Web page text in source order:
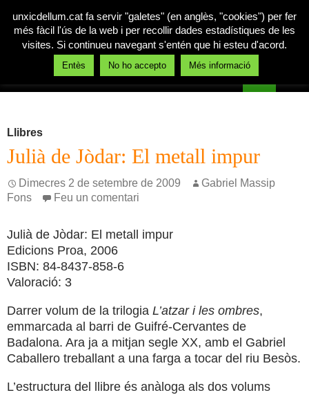
Un xic de llum
Llibres
Julià de Jòdar: El metall impur
Dimecres 2 de setembre de 2009
Gabriel Massip
Fons
Feu un comentari
Julià de Jòdar: El metall impur
Edicions Proa, 2006
ISBN: 84-8437-858-6
Valoració: 3
Darrer volum de la trilogia L’atzar i les ombres,
emmarcada al barri de Guifré-Cervantes de
Badalona. Ara ja a mitjan segle XX, amb el Gabriel
Caballero treballant a una farga a tocar del riu Besòs.
L’estructura del llibre és anàloga als dos volums
unxicdellum.cat fa servir "galetes" (en anglès, "cookies") per fer
més fàcil l'ús de la web i per recollir dades estadístiques de les
visites. Si continueu navegant s'entén que hi esteu d'acord.
Entès No ho accepto Més informació